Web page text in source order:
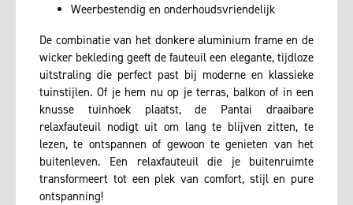
Weerbestendig en onderhoudsvriendelijk
De combinatie van het donkere aluminium frame en de
wicker bekleding geeft de fauteuil een elegante, tijdloze
uitstraling die perfect past bij moderne en klassieke
tuinstijlen. Of je hem nu op je terras, balkon of in een
knusse tuinhoek plaatst, de Pantai draaibare
relaxfauteuil nodigt uit om lang te blijven zitten, te
lezen, te ontspannen of gewoon te genieten van het
buitenleven. Een relaxfauteuil die je buitenruimte
transformeert tot een plek van comfort, stijl en pure
ontspanning!